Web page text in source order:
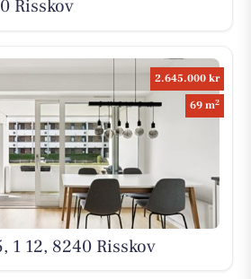
Risskov
2.645.000 kr
69 m2
1 12, 8240 Risskov